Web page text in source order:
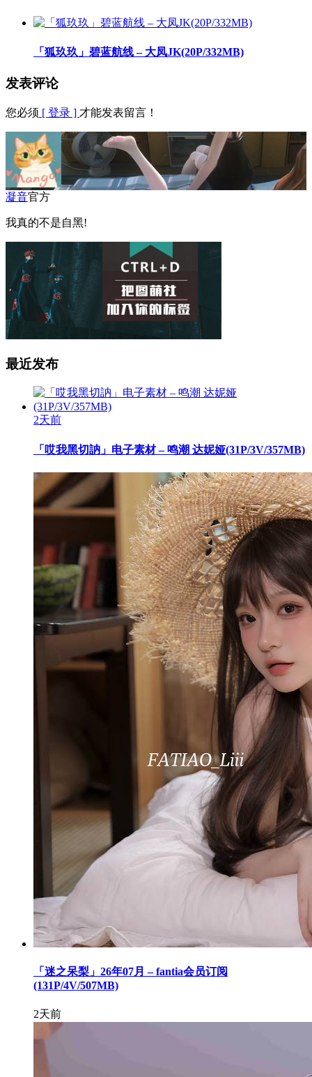
「狐玖玖」碧蓝航线 – 大凤JK(20P/332MB)
发表评论
您必须 [ 登录 ] 才能发表留言！
凝音官方
我真的不是自黑!
最近发布
2天前
「哎我黑切訥」电子素材 – 鸣潮 达妮娅(31P/3V/357MB)
「迷之呆梨」26年07月 – fantia会员订阅
(131P/4V/507MB)
2天前